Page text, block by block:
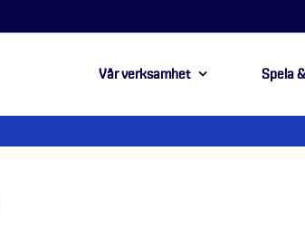
Vår verksamhet Spela